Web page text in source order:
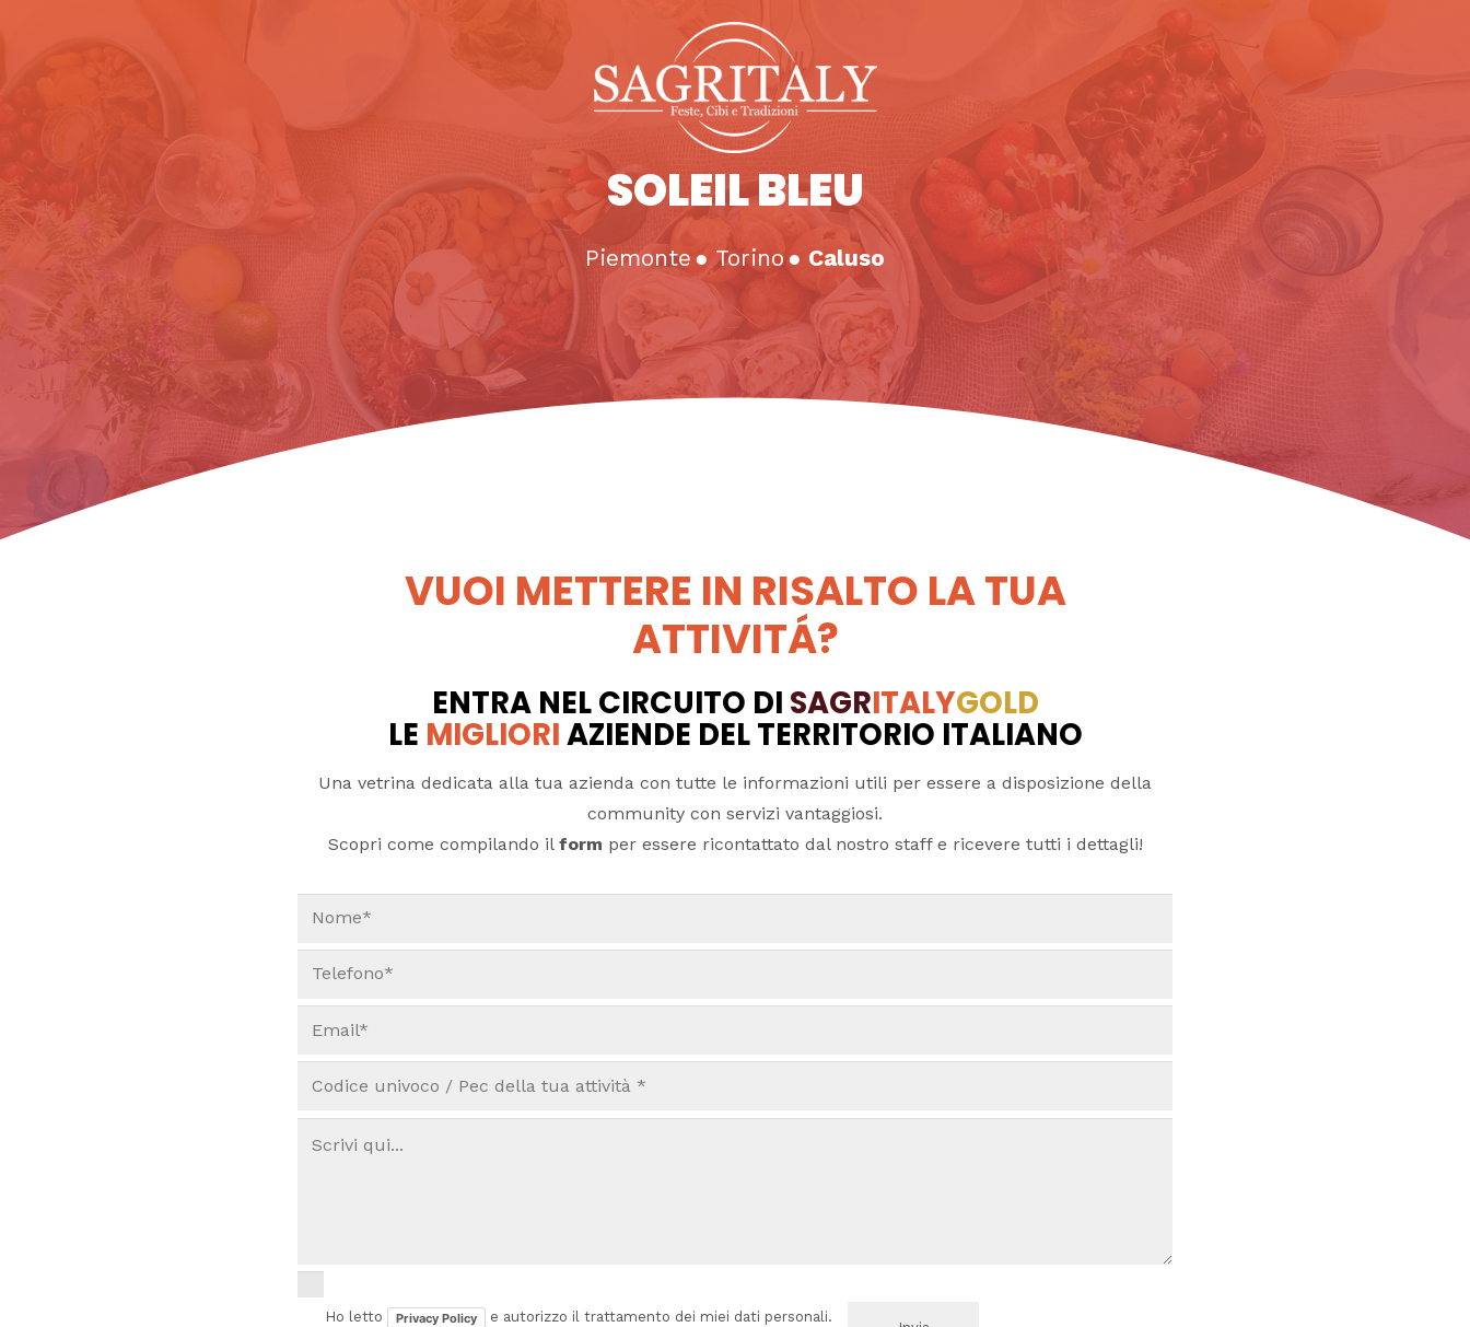
SOLEIL BLEU
Piemonte ● Torino● Caluso
VUOI METTERE IN RISALTO LA TUA
ATTIVITÁ?
ENTRA NEL CIRCUITO DI SAGRITALYGOLD
LE MIGLIORIAZIENDE DEL TERRITORIO ITALIANO
Una vetrina dedicata alla tua azienda con tutte le informazioni utili per essere a disposizione della
community con servizi vantaggiosi.
Scopri come compilando il form per essere ricontattato dal nostro staff e ricevere tutti i dettagli!
Ho letto Privacy Policy e autorizzo il trattamento dei miei dati personali.